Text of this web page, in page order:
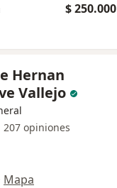
$ 250.000
Hernan
Vallejo
207 opiniones
Mapa